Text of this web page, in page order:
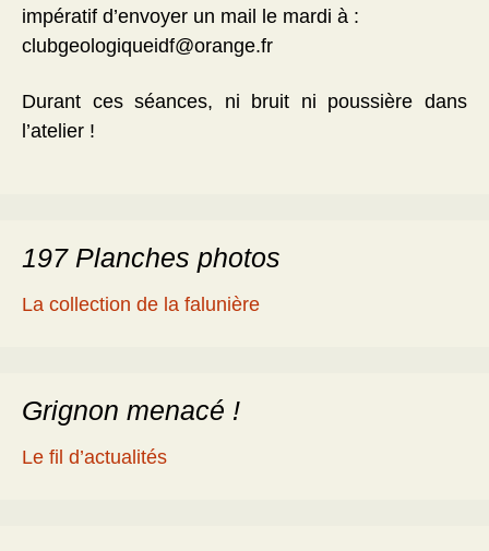
impératif d’envoyer un mail le mardi à :
clubgeologiqueidf@orange.fr
Durant ces séances, ni bruit ni poussière dans
l’atelier !
197 Planches photos
La collection de la falunière
Grignon menacé !
Le fil d’actualités